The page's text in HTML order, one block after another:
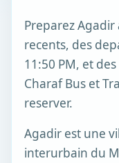
Preparez Agadir
recents, des
11:50 PM, et
Charaf Bus et
reserver.
Agadir est une
interurbain du